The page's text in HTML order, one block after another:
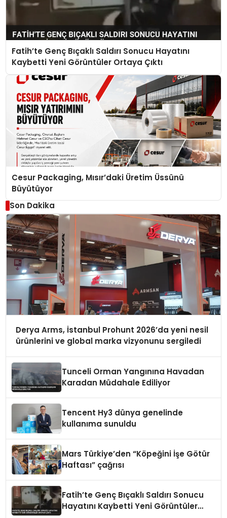
Fatih’te Genç Bıçaklı Saldırı Sonucu Hayatını
Kaybetti Yeni Görüntüler Ortaya Çıktı
Cesur Packaging, Mısır’daki Üretim Üssünü
Büyütüyor
Son Dakika
Derya Arms, İstanbul Prohunt 2026’da yeni nesil
ürünlerini ve global marka vizyonunu sergiledi
Tunceli Orman Yangınına Havadan
Karadan Müdahale Ediliyor
Tencent Hy3 dünya genelinde
kullanıma sunuldu
Mars Türkiye’den “Köpeğini İşe Götür
Haftası” çağrısı
Fatih’te Genç Bıçaklı Saldırı Sonucu
Hayatını Kaybetti Yeni Görüntüler